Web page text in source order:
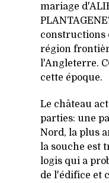
mariage
constructions
région
l'Angleterre.
cette époque.
Le château
parties: une
Nord, la plus
la souche est
logis qui a
de l'édifice et